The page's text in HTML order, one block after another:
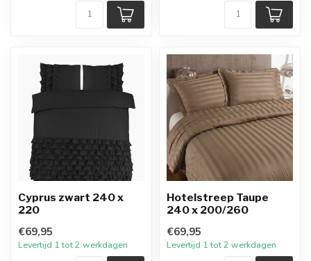
Cyprus zwart 240 x
220
€69,95
Levertijd 1 tot 2 werkdagen
Hotelstreep Taupe
240 x 200/260
€69,95
Levertijd 1 tot 2 werkdagen